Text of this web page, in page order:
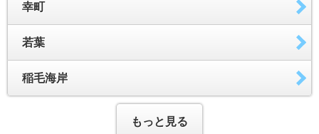
幸町
若葉
稲毛海岸
もっと見る